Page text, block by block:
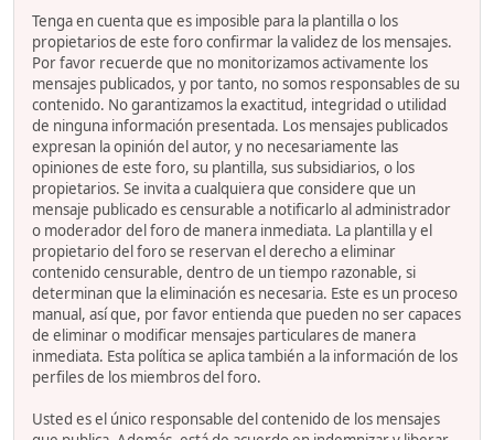
Tenga en cuenta que es imposible para la plantilla o los
propietarios de este foro confirmar la validez de los mensajes.
Por favor recuerde que no monitorizamos activamente los
mensajes publicados, y por tanto, no somos responsables de su
contenido. No garantizamos la exactitud, integridad o utilidad
de ninguna información presentada. Los mensajes publicados
expresan la opinión del autor, y no necesariamente las
opiniones de este foro, su plantilla, sus subsidiarios, o los
propietarios. Se invita a cualquiera que considere que un
mensaje publicado es censurable a notificarlo al administrador
o moderador del foro de manera inmediata. La plantilla y el
propietario del foro se reservan el derecho a eliminar
contenido censurable, dentro de un tiempo razonable, si
determinan que la eliminación es necesaria. Este es un proceso
manual, así que, por favor entienda que pueden no ser capaces
de eliminar o modificar mensajes particulares de manera
inmediata. Esta política se aplica también a la información de los
perfiles de los miembros del foro.
Usted es el único responsable del contenido de los mensajes